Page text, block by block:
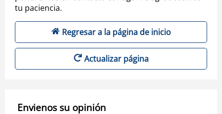
tu paciencia.
Regresar a la página de inicio
Actualizar página
Envienos su opinión